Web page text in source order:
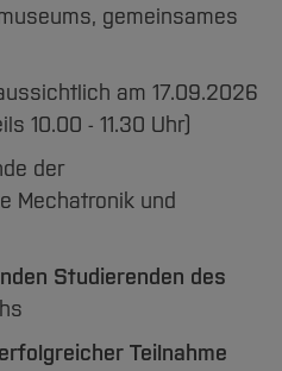
gemeinsames
am 17.09.2026
10.00 - 11.30 Uhr)
der
Mechatronik und
Studierenden des
Teilnahme